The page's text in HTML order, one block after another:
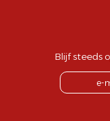
Blijf steeds